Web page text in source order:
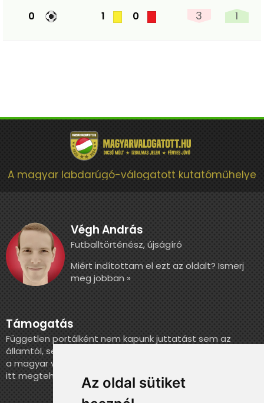
Az oldal sütiket
0
1
0 3 1
A magyar labdarúgó-válogatott kutatóműhelye
Végh András
Futballtörténész, újságíró
Miért indítottam el ezt az oldalt? Ismerj
meg jobban »
Támogatás
Független portálként nem kapunk juttatást sem az
államtól, sem más szervezettől. Ha szeretnél segíteni
a magyar válogatott történelmének feldolgozásában,
itt megteheted.